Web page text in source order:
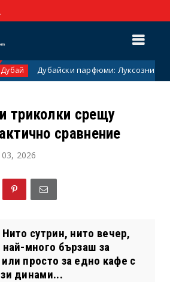
Дубайски парфюми: Луксозни арабски
триколки срещу
сравнение
2026
сутрин, нито вечер,
най-много бързаш за
просто за едно кафе с
динами...